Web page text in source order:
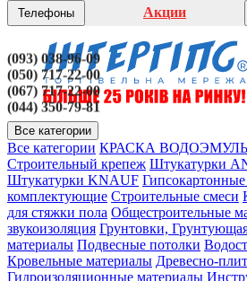
Телефоны
(093) 038-96-09
(050) 717-22-00
(067) 717-22-00
(044) 350-79-81
Акции
Все категории
Все категории КРАСКА
Строительный крепеж Штукатурки
Штукатурки KNAUF
комплектующие Строительные смеси
для стяжки пола Общестроительные
звукоизоляция Грунтовки,
материалы Подвесные потолки
Кровельные материалы Древесно-
Гидроизоляционные материалы